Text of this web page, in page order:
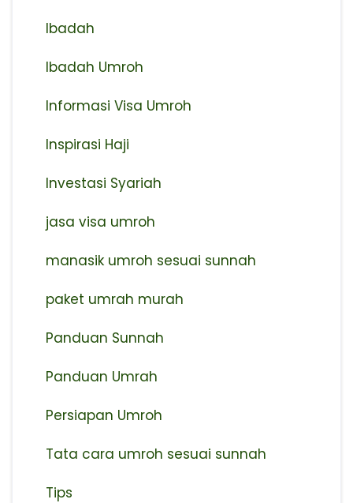
Ibadah
Ibadah Umroh
Informasi Visa Umroh
Inspirasi Haji
Investasi Syariah
jasa visa umroh
manasik umroh sesuai sunnah
paket umrah murah
Panduan Sunnah
Panduan Umrah
Persiapan Umroh
Tata cara umroh sesuai sunnah
Tips